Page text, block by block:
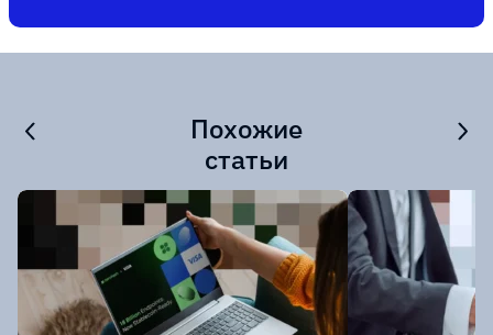
Похожие
статьи